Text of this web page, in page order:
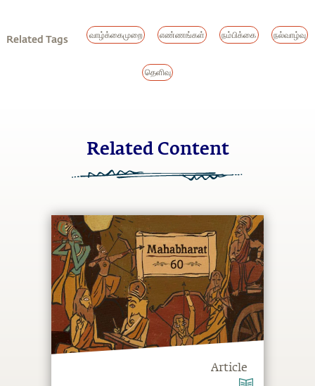
Related Tags வாழ்க்கைமுறை எண்ணங்கள் நம்பிக்கை நல்வாழ்வு
தெளிவு
Related Content
Article